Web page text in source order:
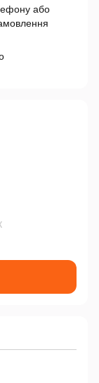
або